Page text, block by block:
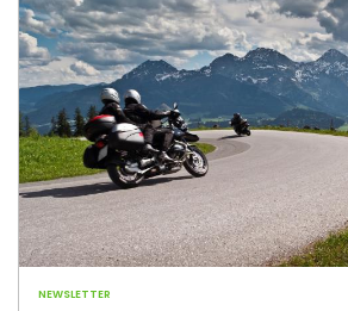
NEWSLETTER